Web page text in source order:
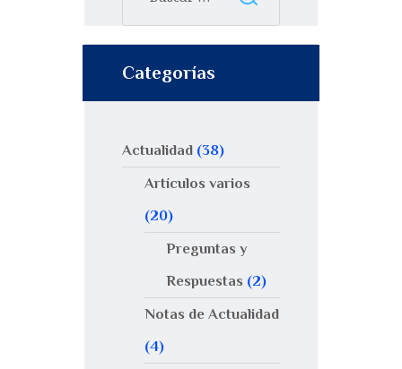
Categorías
Actualidad (38)
Artículos varios
(20)
Preguntas y
Respuestas (2)
Notas de Actualidad
(4)